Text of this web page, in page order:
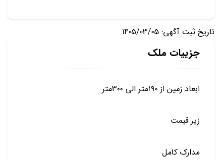
تاریخ ثبت آگهی: 1405/03/05
جزییات ملک
ابعاد زمین از ۱۹۰متر الی ۳۰۰متر
زیر قیمت
مدارک کامل